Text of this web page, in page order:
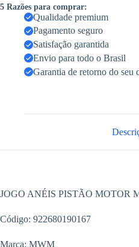
5 Razões para comprar:
Qualidade premium
Pagamento seguro
Satisfação garantida
Envio para todo o Brasil
Garantia de retorno do seu
JOGO ANÉIS PISTÃO MOTOR
Código: 922680190167
Marca: MWM